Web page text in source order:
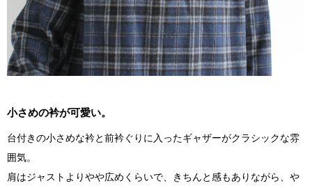
小さめの衿が可愛い。
台付きの小さめな衿と前衿ぐりに入ったギャザーがクラシックな雰
囲気。
肩はジャストよりやや広めくらいで、きちんと感もありながら、や